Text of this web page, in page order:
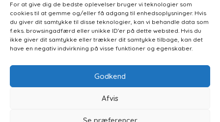
For at give dig de bedste oplevelser bruger vi teknologier som
cookies til at gemme og/eller få adgang til enhedsoplysninger. Hvis
du giver dit samtykke til disse teknologier, kan vi behandle data som
f.eks. browsingadfærd eller unikke ID'er på dette websted. Hvis du
ikke giver dit samtykke eller trækker dit samtykke tilbage, kan det
have en negativ indvirkning på visse funktioner og egenskaber.
Godkend
Afvis
Se præferencer
Klik for at acceptere markedsføring
cookies og aktivere dette indhold
Vagteliten ApS